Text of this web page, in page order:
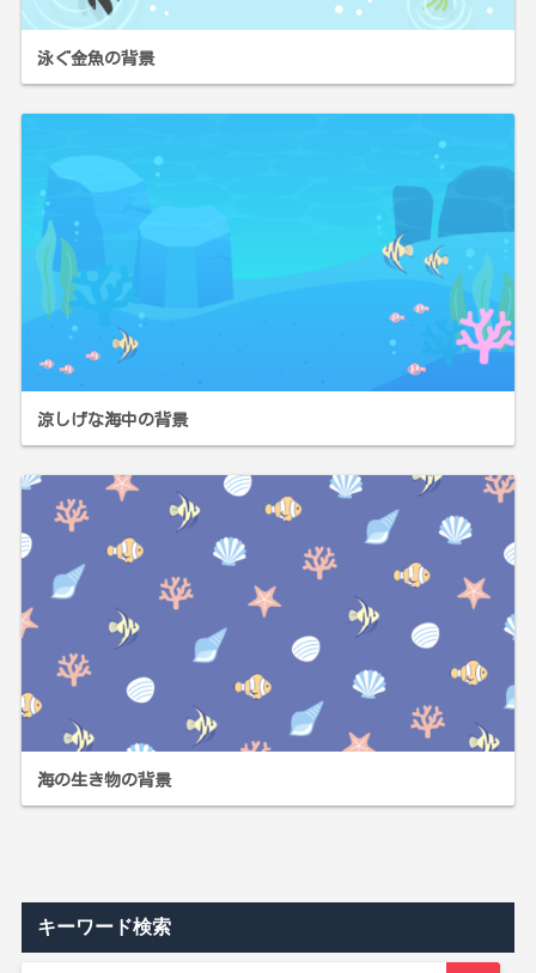
泳ぐ金魚の背景
涼しげな海中の背景
海の生き物の背景
キーワード検索